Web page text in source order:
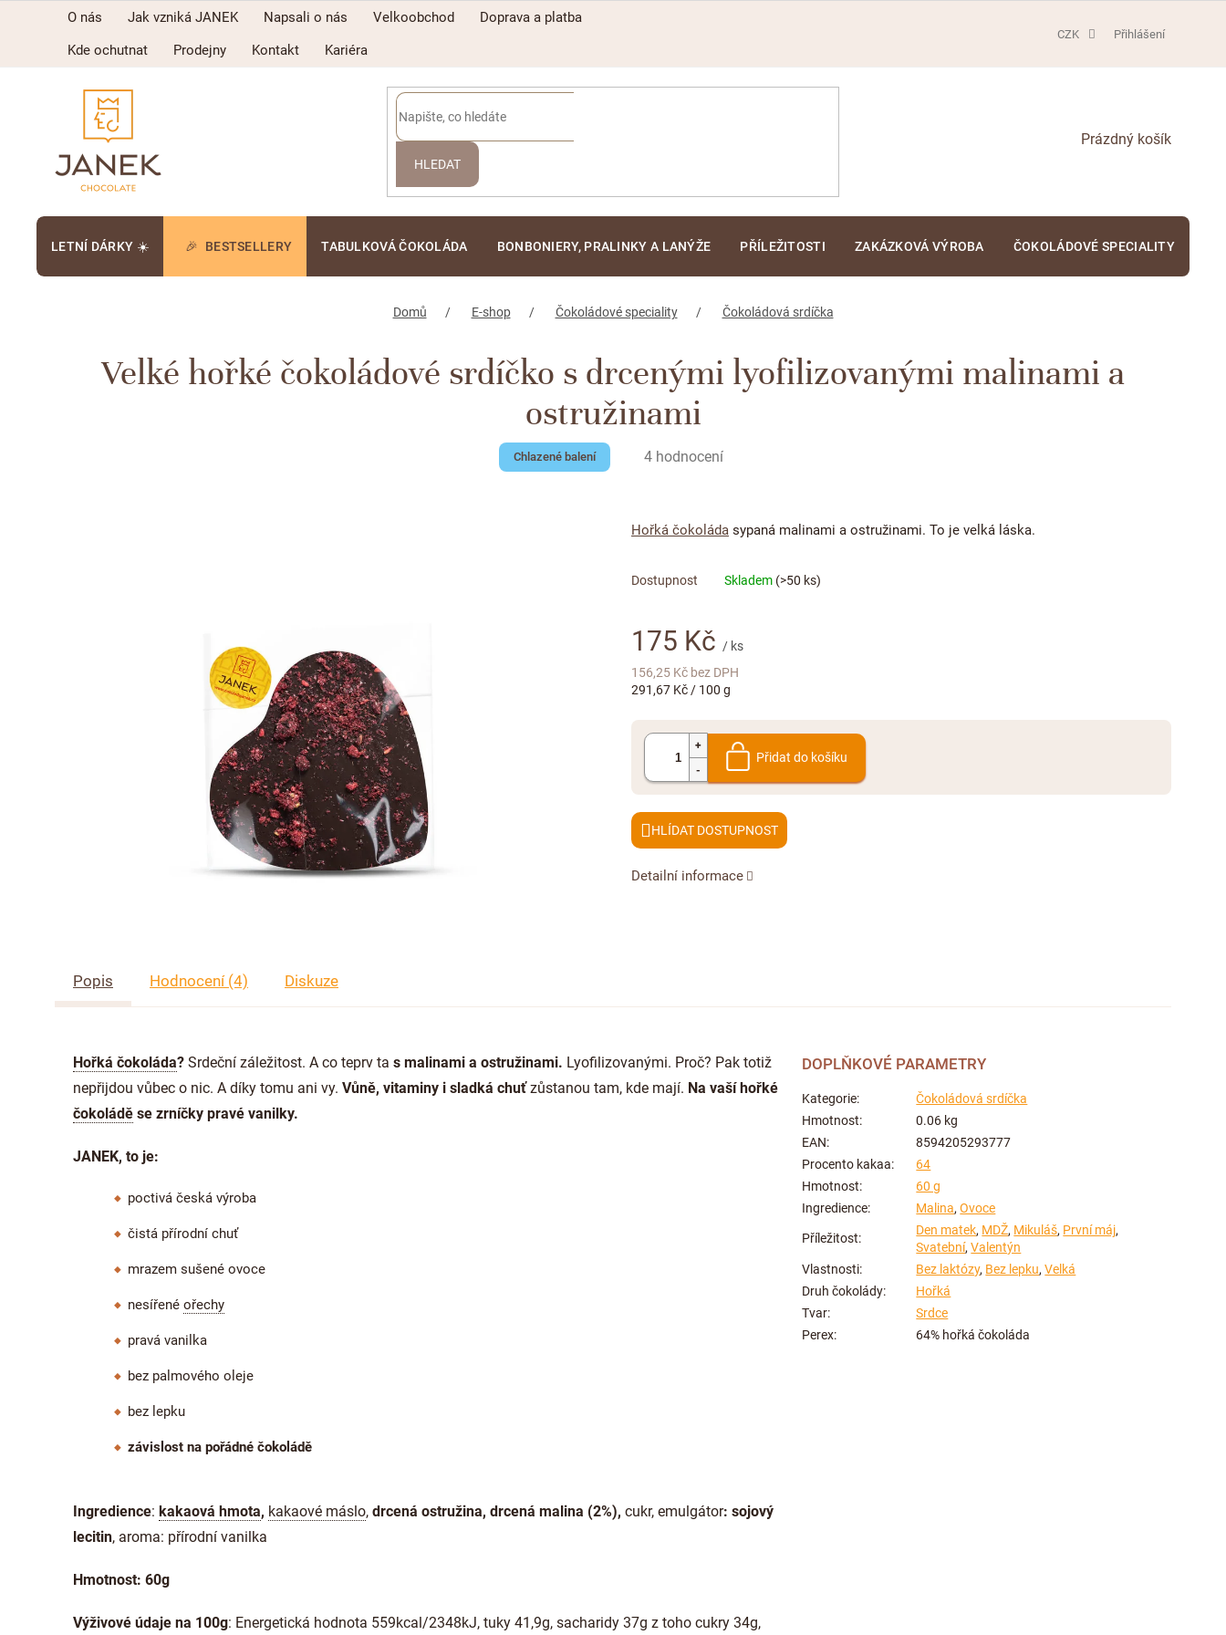
O nás Jak vzniká JANEK Napsali o nás Velkoobchod
Doprava a platba
Kde ochutnat
Prodejny Kontakt Kariéra
CZK Přihlášení
HLEDAT
NÁKUPNÍ
LETNÍ DÁRKY ☀️ BESTSELLERY TABULKOVÁ ČOKOLÁDA BONBONIERY, PRALINKY A LANÝŽE PŘÍLEŽITOSTI ZAKÁZKOVÁ VÝROBA ČOKOLÁDOVÉ SPECIALITY
Domů E-shop Čokoládové speciality Čokoládová srdíčka
Velké hořké čokoládové srdíčko s drcenými lyofilizovanými malinami a
ostružinami
Chlazené balení
Průměrné
5,0
5
4 hodnocení
175 Kč / ks
156,25 Kč bez DPH
Měrná
291,67 Kč / 100 g
Skladem (>50 ks)
Přidat do košíku
Hořká čokoláda sypaná malinami a ostružinami. To je velká láska.
Detailní informace
HLÍDAT
Popis Hodnocení (4) Diskuze
Hořká čokoláda? Srdeční záležitost. A co teprv ta s malinami a ostružinami. Lyofilizovanými. Proč? Pak totiž
nepřijdou vůbec o nic. A díky tomu ani vy. Vůně, vitaminy i sladká chuťzůstanou tam, kde mají. Na vaší hořké
čokoládě se zrníčky pravé vanilky.
JANEK, to je:
poctivá česká výroba
čistá přírodní chuť
mrazem sušené ovoce
nesířené ořechy
pravá vanilka
bez palmového oleje
bez lepku
závislost na pořádné čokoládě
Ingredience: kakaová hmota, kakaové máslo, drcená ostružina, drcená malina (2%), cukr, emulgátor: sojový
lecitin, aroma: přírodní vanilka
Hmotnost: 60g
Výživové údaje na 100g: Energetická hodnota 559kcal/2348kJ, tuky 41,9g, sacharidy 37g z toho cukry 34g,
DOPLŇKOVÉ PARAMETRY
Kategorie:
Čokoládová srdíčka
Hmotnost:
0.06 kg
EAN:
8594205293777
Procento kakaa:
64
Hmotnost:
60 g
Ingredience: Malina,Ovoce
Příležitost:
Den matek, MDŽ, Mikuláš, První máj,
Svatební,Valentýn
Vlastnosti: Bez laktózy, Bez lepku,Velká
Druh čokolády:
Hořká
Tvar:
Srdce
Perex: 64% hořká čokoláda